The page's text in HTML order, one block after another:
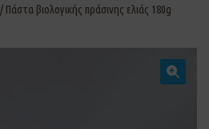
/ Πάστα βιολογικής πράσινης ελιάς 180g